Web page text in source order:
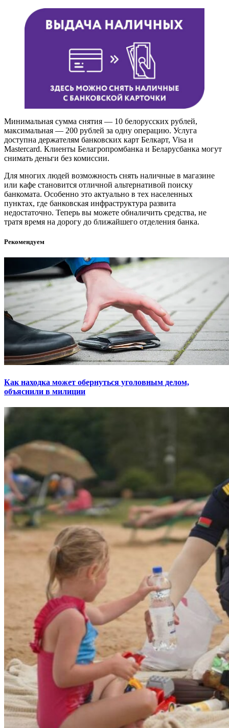
Минимальная сумма снятия — 10 белорусских рублей,
максимальная — 200 рублей за одну операцию. Услуга
доступна держателям банковских карт Белкарт, Visa и
Mastercard. Клиенты Белагропромбанка и Беларусбанка могут
снимать деньги без комиссии.
Для многих людей возможность снять наличные в магазине
или кафе становится отличной альтернативой поиску
банкомата. Особенно это актуально в тех населенных
пунктах, где банковская инфраструктура развита
недостаточно. Теперь вы можете обналичить средства, не
тратя время на дорогу до ближайшего отделения банка.
Рекомендуем
Как находка может обернуться уголовным делом,
объяснили в милиции